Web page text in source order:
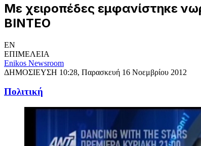
Με χειροπέδες εμφανίστηκε
ΒΙΝΤΕΟ
EN
ΕΠΙΜΕΛΕΙΑ
Enikos Newsroom
ΔΗΜΟΣΙΕΥΣΗ 10:28, Παρασκευή 16 Νοεμβρίου 2012
Πολιτική